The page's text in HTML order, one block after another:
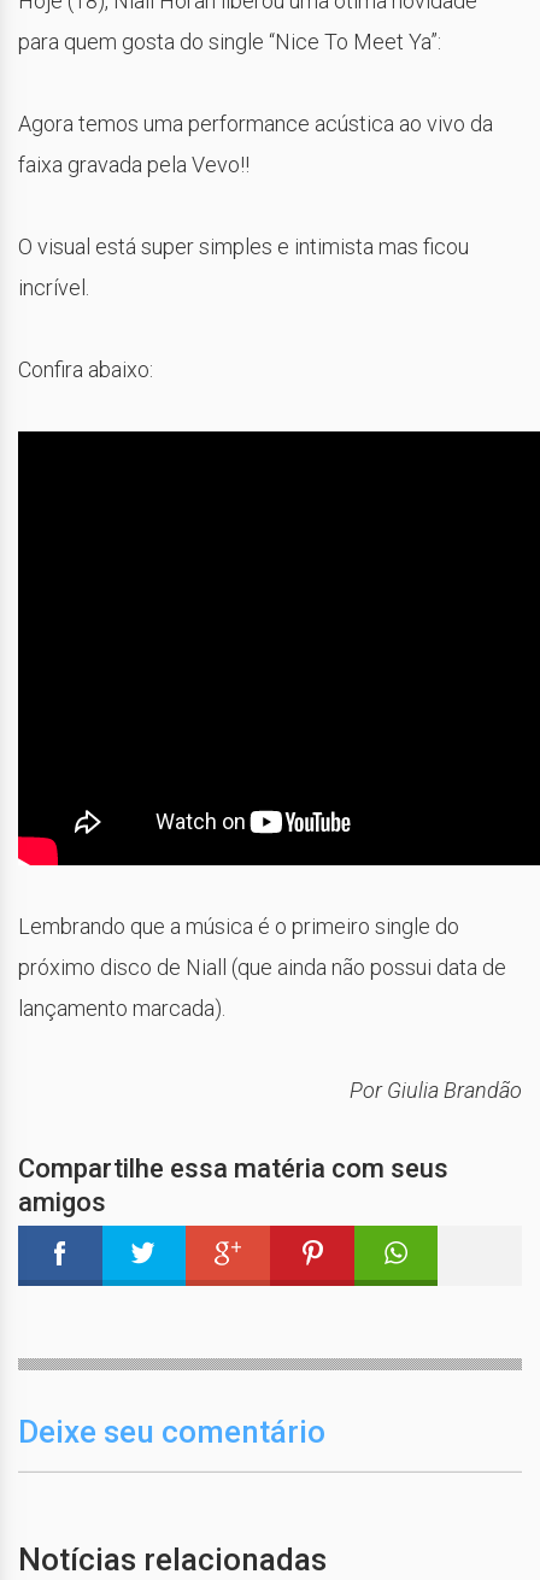
para quem gosta do single “Nice To Meet Ya”:
Agora temos uma performance acústica ao vivo da
faixa gravada pela Vevo!!
O visual está super simples e intimista mas ficou
incrível.
Confira abaixo:
Lembrando que a música é o primeiro single do
próximo disco de Niall (que ainda não possui data de
lançamento marcada).
Por Giulia Brandão
Compartilhe essa matéria com seus
amigos
Deixe seu comentário
Notícias relacionadas